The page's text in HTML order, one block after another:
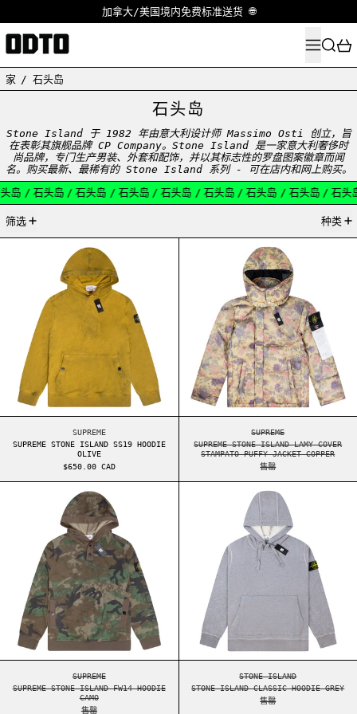
加拿大/美国境内免费标准送货 🌐
菜单搜索
家 / 石头岛
石头岛
Stone Island 于 1982 年由意大利设计师 Massimo Osti 创立，旨
在表彰其旗舰品牌 CP Company。Stone Island 是一家意大利奢侈时
尚品牌，专门生产男装、外套和配饰，并以其标志性的罗盘图案徽章而闻
名。购买最新、最稀有的 Stone Island 系列 - 可在店内和网上购买。
岛 / 石头岛 / 石头岛 / 石头岛 / 石头岛 / 石头岛 / 石头岛 / 石头岛 / 石头
筛选
种类
SUPREME
SUPREME STONE ISLAND SS19 HOODIE
OLIVE
$650.00 CAD
SUPREME
SUPREME STONE ISLAND LAMY COVER
STAMPATO PUFFY JACKET COPPER
售罄
SUPREME
SUPREME STONE ISLAND FW14 HOODIE
CAMO
售罄
STONE ISLAND
STONE ISLAND CLASSIC HOODIE GREY
售罄